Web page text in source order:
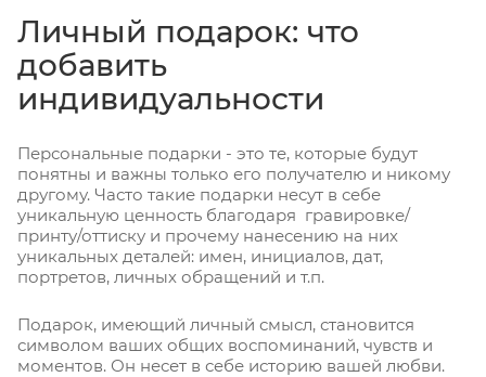
Личный подарок: что
добавить
индивидуальности
Персональные подарки - это те, которые будут
понятны и важны только его получателю и никому
другому. Часто такие подарки несут в себе
уникальную ценность благодаря гравировке/
принту/оттиску и прочему нанесению на них
уникальных деталей: имен, инициалов, дат,
портретов, личных обращений и т.п.
Подарок, имеющий личный смысл, становится
символом ваших общих воспоминаний, чувств и
моментов. Он несет в себе историю вашей любви.